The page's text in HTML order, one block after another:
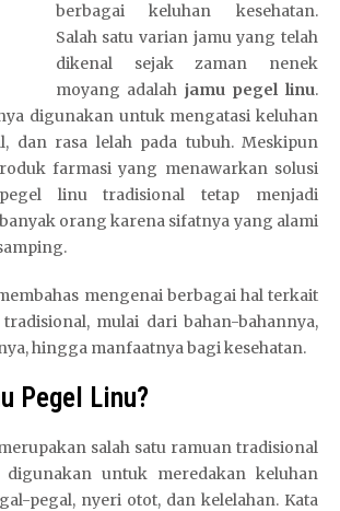
berbagai keluhan kesehatan.
Salah satu varian jamu yang telah
dikenal sejak zaman nenek
moyang adalah jamu pegel linu.
digunakan untuk mengatasi keluhan
dan rasa lelah pada tubuh. Meskipun
farmasi yang menawarkan solusi
linu tradisional tetap menjadi
orang karena sifatnya yang alami
mengenai berbagai hal terkait
mulai dari bahan-bahannya,
hingga manfaatnya bagi kesehatan.
Pegel Linu?
salah satu ramuan tradisional
digunakan untuk meredakan keluhan
pegal, nyeri otot, dan kelelahan. Kata